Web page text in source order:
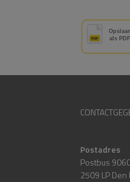
Postadres
Postbus
2509 LP Den